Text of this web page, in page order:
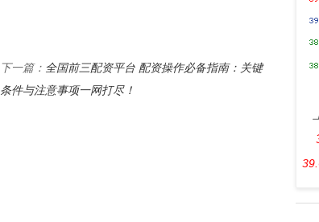
下一篇： 全国前三配资平台 配资操作必备指南：关键
条件与注意事项一网打尽！